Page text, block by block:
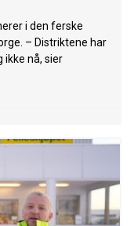
i den ferske
– Distriktene har
ikke nå, sier